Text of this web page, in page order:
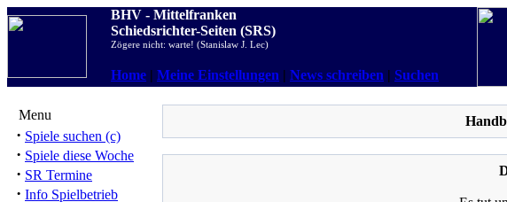
BHV - Mittelfranken
Schiedsrichter-Seiten (SRS)
Zögere nicht: warte! (Stanislaw J. Lec)
Home | Meine Einstellungen | News schreiben | Suchen
Menu
· Spiele suchen (c)
· Spiele diese Woche
· SR Termine
· Info Spielbetrieb